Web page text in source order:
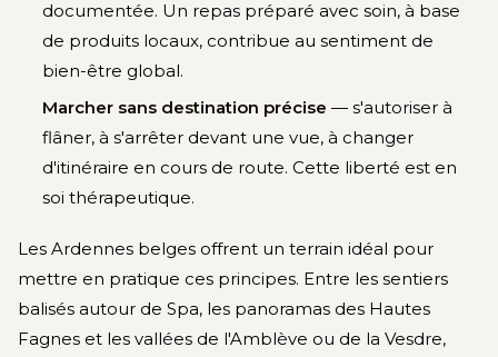
documentée. Un repas préparé avec soin, à base
de produits locaux, contribue au sentiment de
bien-être global.
Marcher sans destination précise — s'autoriser à
flâner, à s'arrêter devant une vue, à changer
d'itinéraire en cours de route. Cette liberté est en
soi thérapeutique.
Les Ardennes belges offrent un terrain idéal pour
mettre en pratique ces principes. Entre les sentiers
balisés autour de Spa, les panoramas des Hautes
Fagnes et les vallées de l'Amblève ou de la Vesdre,